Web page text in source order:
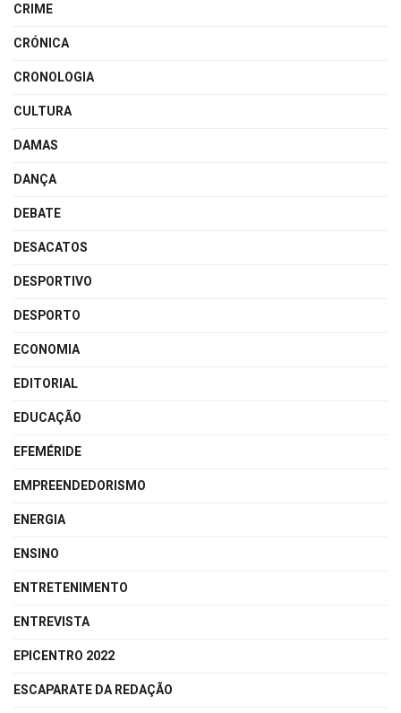
CRIME
CRÓNICA
CRONOLOGIA
CULTURA
DAMAS
DANÇA
DEBATE
DESACATOS
DESPORTIVO
DESPORTO
ECONOMIA
EDITORIAL
EDUCAÇÃO
EFEMÉRIDE
EMPREENDEDORISMO
ENERGIA
ENSINO
ENTRETENIMENTO
ENTREVISTA
EPICENTRO 2022
ESCAPARATE DA REDAÇÃO